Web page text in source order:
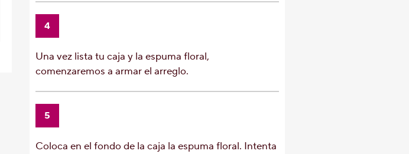
4
Una vez lista tu caja y la espuma floral,
comenzaremos a armar el arreglo.
5
Coloca en el fondo de la caja la espuma floral. Intenta